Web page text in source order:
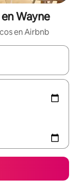
Wayne
en Airbnb
navegá con las